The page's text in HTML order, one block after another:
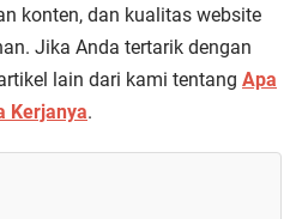
konten, dan kualitas website
Jika Anda tertarik dengan
lain dari kami tentang Apa
Kerjanya.